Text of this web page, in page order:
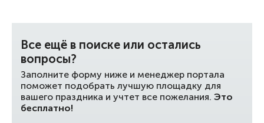
Все ещё в поиске или остались
вопросы?
Заполните форму ниже и менеджер портала
поможет подобрать лучшую площадку для
вашего праздника и учтет все пожелания. Это
бесплатно!